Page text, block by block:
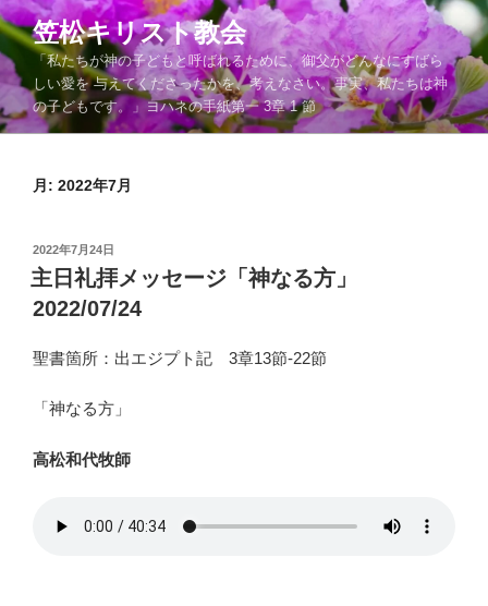
コ
ン
テ
ン
ツ
笠松キリスト教会
「私たちが神の子どもと呼ばれるために、御父がどんなにすばら
しい愛を 与えてくださったかを、考えなさい。事実、私たちは神
の子どもです。」ヨハネの手紙第一 3章 1 節
月: 2022年7月
投
稿
日:
2022年7月24日
主日礼拝メッセージ「神なる方」
2022/07/24
聖書箇所：出エジプト記 3章13節-22節
「神なる方」
高松和代牧師